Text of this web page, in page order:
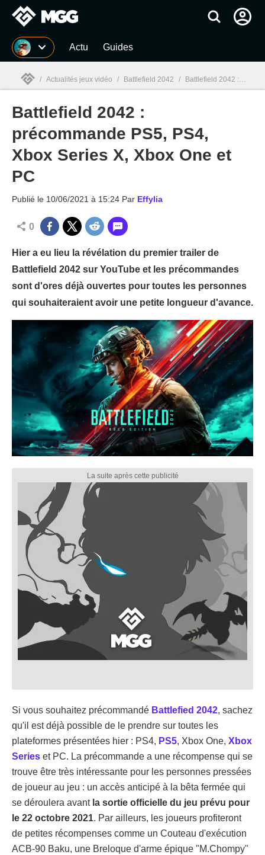
MGG Actu Guides
MGG
/ Actualités jeux vidéo / Battlefield 2042 / Battlefield 2042 : précommande PS5, PS4, Xbox Series X, Xbox One et PC
Battlefield 2042 :
précommande PS5, PS4,
Xbox Series X, Xbox One et
PC
Publié le 10/06/2021 à 15:24 Par Effylia
0
Hier a eu lieu la révélation du premier trailer de
Battlefield 2042 sur YouTube et les précommandes
sont d'ores déjà ouvertes pour toutes les personnes
qui souhaiteraient avoir une petite longueur d'avance.
Si vous souhaitez précommandé Battlefied 2042, sachez
qu'il est déjà possible de le prendre sur toutes les
plateformes présentées hier : PS4, PS5, Xbox One, Xbox
Series et PC. La précommande a une récompense qui se
trouve être très intéressante pour les personnes pressées
de joueur au jeu : un accès anticipé à la bêta fermée qui
se déroulera avant la sortie officielle du jeu prévu pour
le 22 octobre 2021. Par ailleurs, les joueurs profiteront
de petites récompenses comme un Couteau d'exécution
ACB-90 Baku, une Breloque d'arme épique "M.Chompy"